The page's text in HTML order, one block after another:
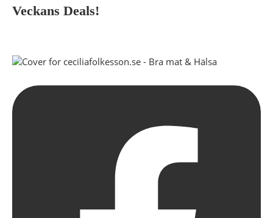
Veckans Deals!